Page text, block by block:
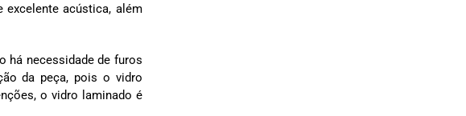
excelente acústica, além
há necessidade de furos
da peça, pois o vidro
o vidro laminado é